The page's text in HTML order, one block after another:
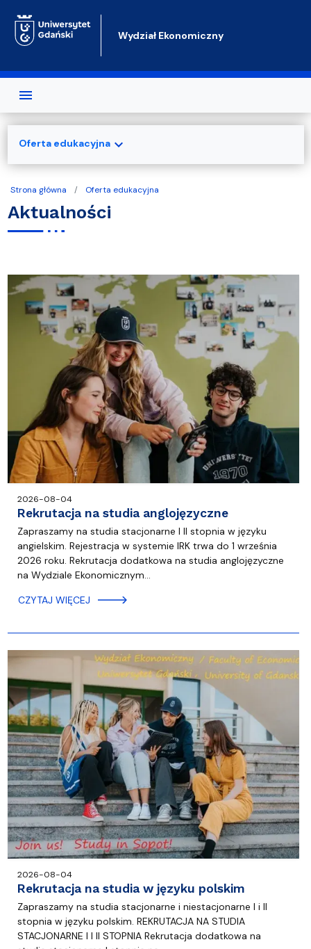
Wydział Ekonomiczny
Strona główna Oferta edukacyjna
Aktualności
2026-08-04
Rekrutacja na studia anglojęzyczne
Zapraszamy na studia stacjonarne I II stopnia w języku
angielskim. Rejestracja w systemie IRK trwa do 1 września
2026 roku. Rekrutacja dodatkowa na studia anglojęzyczne
na Wydziale Ekonomicznym…
CZYTAJ WIĘCEJ
2026-08-04
Rekrutacja na studia w języku polskim
Zapraszamy na studia stacjonarne i niestacjonarne I i II
stopnia w języku polskim. REKRUTACJA NA STUDIA
STACJONARNE I I II STOPNIA Rekrutacja dodatkowa na
Oferta edukacyjnaexpand_more